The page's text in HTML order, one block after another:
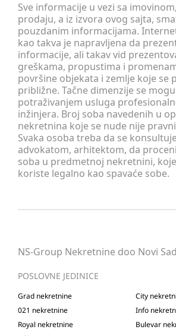
Sve informacije u vezi sa
prodaju, a iz izvora ovog sajta,
pouzdanim informacijama.
kao takva je napravljena da
informacije, ali takav vid
greškama, propustima i
površine objekata i zemlje koje se
približne. Tačne dimenzije se
potraživanjem usluga
inžinjera. Broj soba navedenih u
nekretnina koje se nude nije
Svaka osoba treba da se
advokatom, arhitektom, da
soba u predmetnoj nekretnini,
koriste legalno kao spavaće sobe.
NS-Group Nekretnine doo Novi
POSLOVNE JEDINICE
Grad nekretnine
City
021 nekretnine
Info
Royal nekretnine
Bulevar